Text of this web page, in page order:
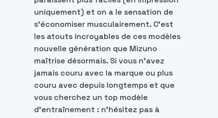
uniquement) et on a le sensation de
s’économiser musculairement. C’est
les atouts incroyables de ces modèles
nouvelle génération que Mizuno
maîtrise désormais. Si vous n’avez
jamais couru avec la marque ou plus
couru avec depuis longtemps et que
vous cherchez un top modèle
d’entraînement : n’hésitez pas à